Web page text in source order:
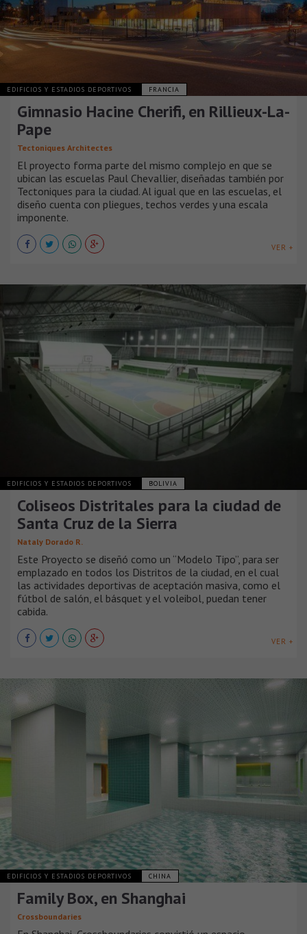
EDIFICIOS Y ESTADIOS DEPORTIVOS FRANCIA
Gimnasio Hacine Cherifi, en Rillieux-La-
Pape
Tectoniques Architectes
El proyecto forma parte del mismo complejo en que se
ubican las escuelas Paul Chevallier, diseñadas también por
Tectoniques para la ciudad. Al igual que en las escuelas, el
diseño cuenta con pliegues, techos verdes y una escala
imponente.
VER +
EDIFICIOS Y ESTADIOS DEPORTIVOS BOLIVIA
Coliseos Distritales para la ciudad de
Santa Cruz de la Sierra
Nataly Dorado R.
Este Proyecto se diseñó como un “Modelo Tipo”, para ser
emplazado en todos los Distritos de la ciudad, en el cual
las actividades deportivas de aceptación masiva, como el
fútbol de salón, el básquet y el voleibol, puedan tener
cabida.
VER +
EDIFICIOS Y ESTADIOS DEPORTIVOS CHINA
Family Box, en Shanghai
Crossboundaries